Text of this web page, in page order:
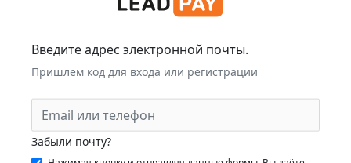
Введите адрес электронной почты.
Пришлем код для входа или регистрации